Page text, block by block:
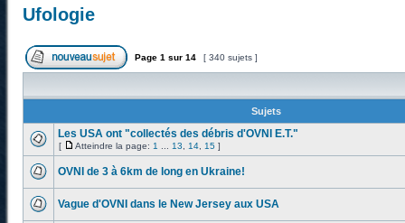
Ufologie
Page 1 sur 14 [ 340 sujets ]
Sujets
Les USA ont "collectés des débris d'OVNI E.T."
[ Atteindre la page: 1 13 14 15 ]
OVNI de 3 à 6km de long en Ukraine!
Vague d'OVNI dans le New Jersey aux USA